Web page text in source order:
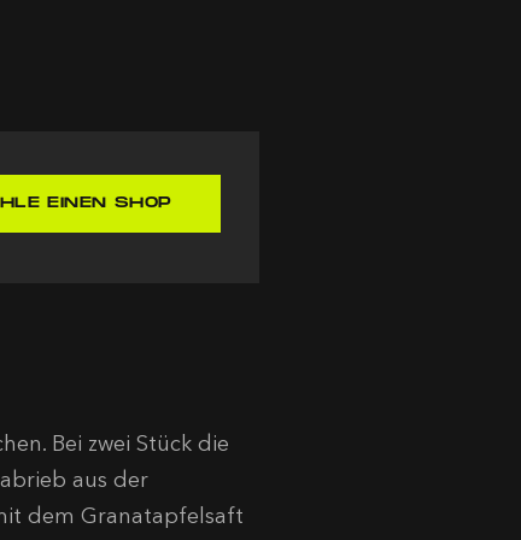
EINEN SHOP
Bei zwei Stück die
aus der
dem Granatapfelsaft